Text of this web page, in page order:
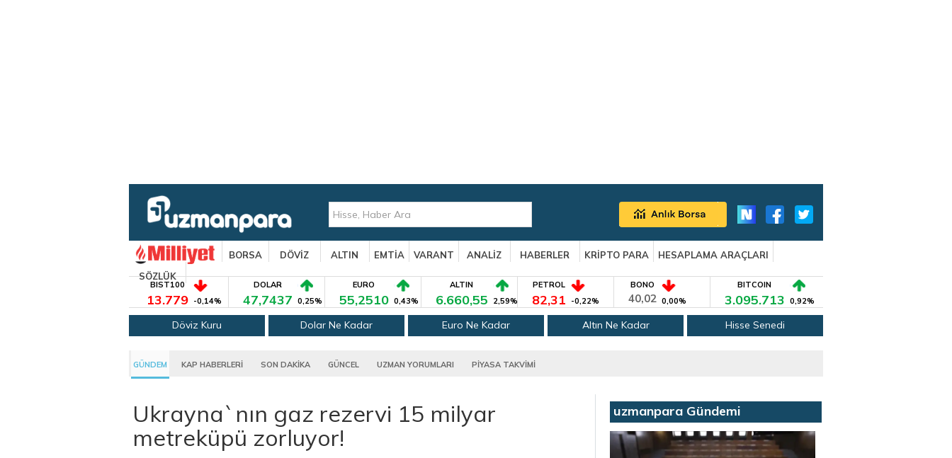
BORSA DÖVİZ ALTIN EMTİA VARANT ANALİZ HABERLER KRİPTO PARA
HESAPLAMA ARAÇLARI
SÖZLÜK
BIST100
13.779 -0,14%
DOLAR
47,7437 0,25%
EURO
55,2510 0,43%
ALTIN
6.660,55 2,59%
PETROL
82,31 -0,22%
BONO
40,02 0,00%
BITCOIN
3.095.713 0,92%
Döviz Kuru Dolar Ne Kadar Euro Ne Kadar Altın Ne Kadar Hisse Senedi
GÜNDEM KAP HABERLERİ SON DAKİKA GÜNCEL UZMAN YORUMLARI PİYASA TAKVİMİ
Ukrayna`nın gaz rezervi 15 milyar
metreküpü zorluyor!
uzmanpara Gündemi